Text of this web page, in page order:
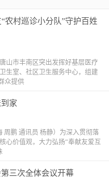
农村巡诊小分队”守护百姓
市丰南区突出发挥好基层医疗
生室、社区卫生服务中心，组建
众提供
家
周鹏 通讯员 杨静）为深入贯彻落
心价值观，大力弘扬“奉献友爱互
三次全体会议开幕